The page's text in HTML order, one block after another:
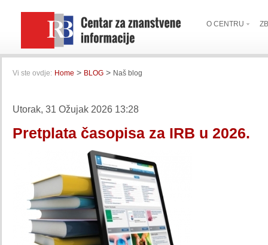
O CENTRU
Vi ste ovdje: Home > BLOG > Naš blog
Utorak, 31 Ožujak 2026 13:28
Pretplata časopisa za IRB u 2026.